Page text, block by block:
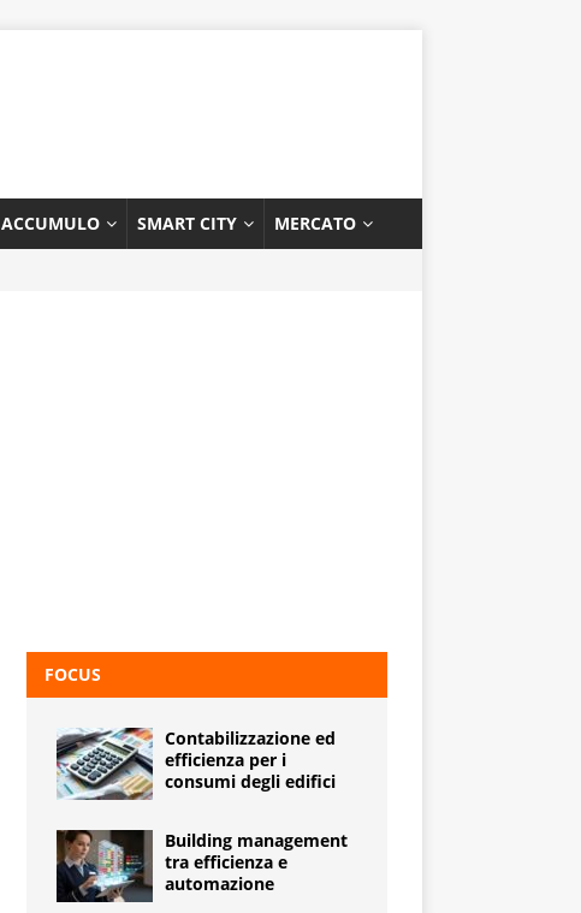
ACCUMULO SMART CITY MERCATO
FOCUS
Contabilizzazione ed
efficienza per i
consumi degli edifici
Building management
tra efficienza e
automazione